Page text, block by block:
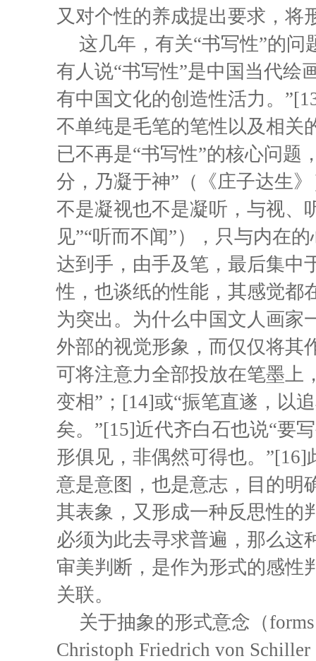
又对个性的养成提出要求，将
这几年，有关“书写性”的
有人说“书写性”是中国当代绘
有中国文化的创造性活力。
不单纯是毛笔的笔性以及相关
已不再是“书写性”的核心问题
分，乃凝于神”（《庄子达生
不是凝视也不是凝听，与视、
见”“听而不闻”），只与内在
达到手，由手及笔，最后集中
性，也谈纸的性能，其感觉都
为突出。为什么中国文人画家
外部的视觉形象，而仅仅将其
可将注意力全部投放在笔墨上
变相”；[14]或“振笔直遂，以
矣。”[15]近代齐白石也说“要
形俱见，非偶然可得也。
意是意图，也是意志，目的明
其表象，又形成一种反思性
必须为此去寻求普遍，那么这
审美判断，是作为形式的感性
关联。
关于抽象的形式意念（
Christoph Friedrich von